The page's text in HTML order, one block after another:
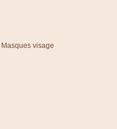
Masques visage